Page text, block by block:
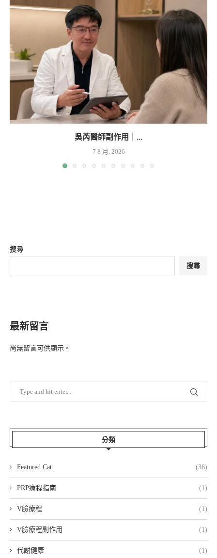
吳芮醫師副作用｜...
7 8 月, 2026
搜尋
搜尋
最新留言
尚無留言可供顯示。
分類
Featured Cat (36)
PRP療程指南 (1)
V臉療程 (1)
V臉療程副作用 (1)
代謝健康 (1)